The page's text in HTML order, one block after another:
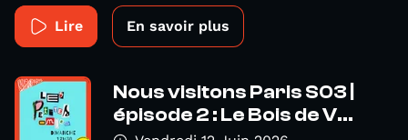
Lire En savoir plus
Nous visitons Paris S03 |
épisode 2 : Le Bois de V...